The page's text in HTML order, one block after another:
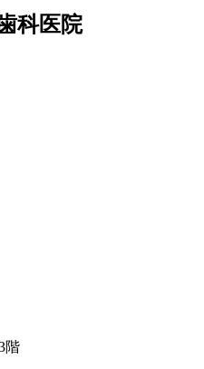
科医院
階